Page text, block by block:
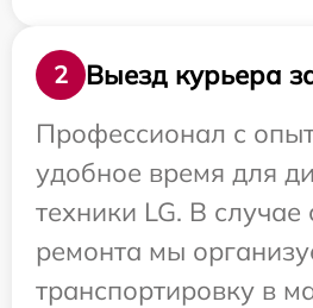
2
Выезд курьера
Профессионал с
удобное время для
техники LG. В
ремонта мы
транспортировку в